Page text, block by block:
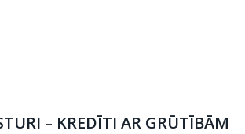
– KREDĪTI AR GRŪTĪBĀM